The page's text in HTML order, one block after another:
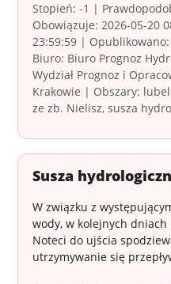
Stopień: -1 |
Obowiązuje: 2026-05-20
23:59:59 |
Biuro: Biuro Prognoz
Wydział Prognoz i
Krakowie | Obszary:
ze zb. Nielisz, susza
Susza
W związku z
wody, w kolejnych
Noteci do ujścia
utrzymywanie się